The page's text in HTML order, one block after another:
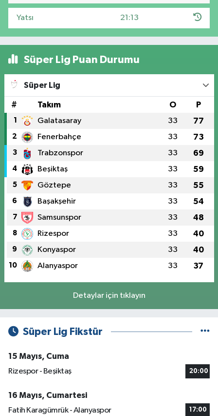
Yatsı 21:13
Süper Lig Puan Durumu
Süper Lig
# Takım O P
1 Galatasaray 33 77
2 Fenerbahçe 33 73
3 Trabzonspor 33 69
4 Beşiktaş 33 59
5 Göztepe 33 55
6 Başakşehir 33 54
7 Samsunspor 33 48
8 Rizespor 33 40
9 Konyaspor 33 40
10 Alanyaspor 33 37
Detaylar için tıklayın
Süper Lig Fikstür
15 Mayıs, Cuma
Rizespor - Beşiktaş
20:00
16 Mayıs, Cumartesi
Fatih Karagümrük - Alanyaspor
17:00